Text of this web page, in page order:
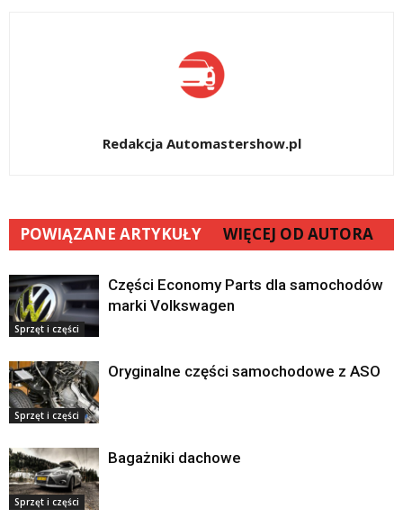
Redakcja Automastershow.pl
POWIĄZANE ARTYKUŁY WIĘCEJ OD AUTORA
Sprzęt i części
Części Economy Parts dla samochodów
marki Volkswagen
Sprzęt i części
Oryginalne części samochodowe z ASO
Sprzęt i części
Bagażniki dachowe